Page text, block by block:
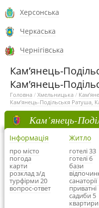
Херсонська
Черкаська
Чернігівська
Кам’янець-
Кам’янець-
Головна / Хмельницька /
Кам’янець-Подільськя Ратуша,
Кам’янець-
Інформація
про місто
погода
карти
розклад з/д
турфірми 20
вопрос-ответ
Житло
готелі 33
готелі 6
бази
санаторії
приватні
садиби 5